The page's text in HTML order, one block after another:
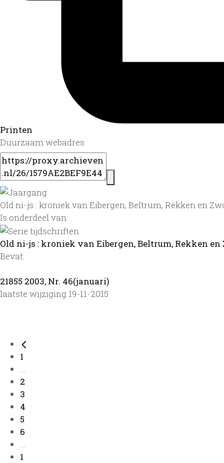
Printen
Duurzaam webadres
Old ni-js : kroniek van Eibergen, Beltrum, Rekken en
Is onderdeel van:
Old ni-js : kroniek van Eibergen, Beltrum, Rekken en
Bevat:
21855 2003, Nr. 46(januari)
laatste wijziging 19-11-2015
1
...
2
3
4
5
6
...
1